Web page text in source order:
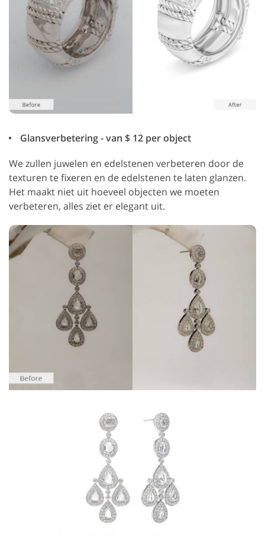
Glansverbetering - van $ 12 per object
We zullen juwelen en edelstenen verbeteren door de
texturen te fixeren en de edelstenen te laten glanzen.
Het maakt niet uit hoeveel objecten we moeten
verbeteren, alles ziet er elegant uit.